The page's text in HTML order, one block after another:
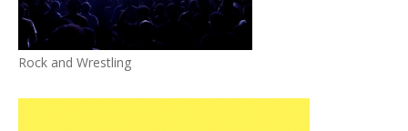
Rock and Wrestling